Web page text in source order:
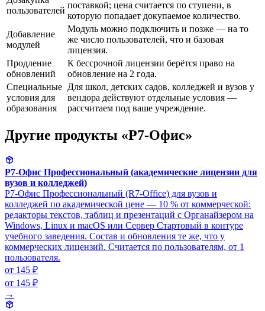
пользователей
поставкой; цена считается по ступени, в
которую попадает докупаемое количество.
Добавление
модулей
Модуль можно подключить и позже — на то
же число пользователей, что и базовая
лицензия.
Продление
обновлений
К бессрочной лицензии берётся право на
обновление на 2 года.
Специальные
условия для
образования
Для школ, детских садов, колледжей и вузов у
вендора действуют отдельные условия —
рассчитаем под ваше учреждение.
Другие продукты «Р7-Офис»
Р7-Офис Профессиональный (академические лицензии для
вузов и колледжей)
Р7-Офис Профессиональный (R7-Office) для вузов и
колледжей по академической цене — 10 % от коммерческой:
редакторы текстов, таблиц и презентаций с Органайзером на
Windows, Linux и macOS или Сервер Стартовый в контуре
учебного заведения. Состав и обновления те же, что у
коммерческих лицензий. Считается по пользователям, от 1
пользователя.
от 145 ₽
от 145 ₽
→